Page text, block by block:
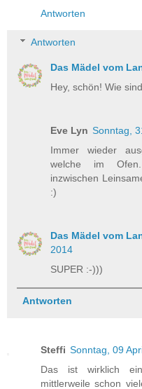
Antworten
Antworten
Das Mädel vom
Hey, schön! Wie
Eve Lyn Sonntag,
Immer wieder
welche im
inzwischen
:)
Das Mädel vom
2014
SUPER :-)))
Antworten
Steffi Sonntag, 09
Das ist wirklich
mittlerweile schon